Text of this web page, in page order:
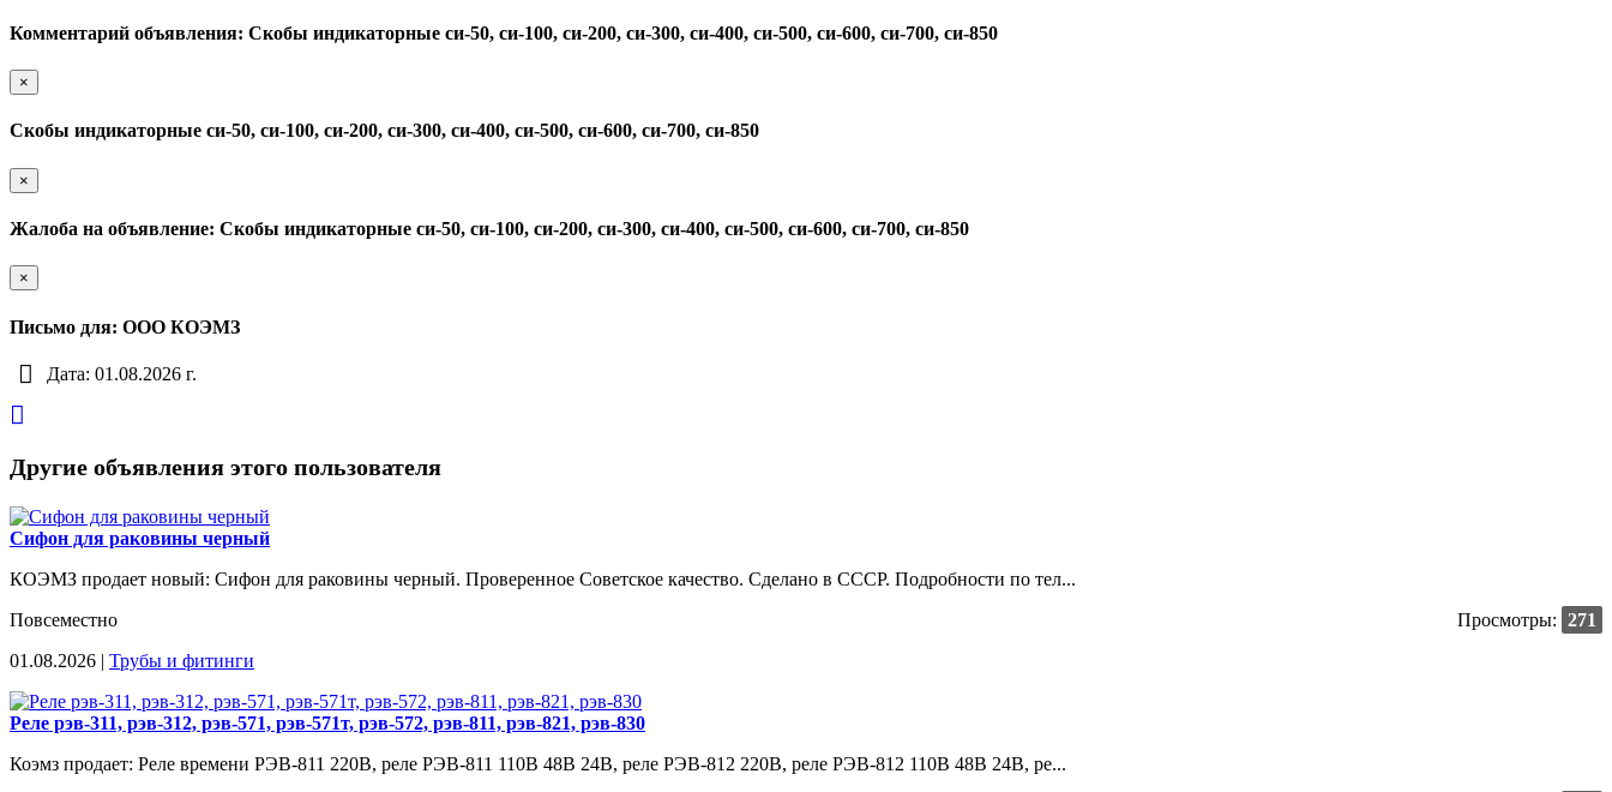
Комментарий объявления: Скобы индикаторные си-50, си-100, си-200, си-300, си-400, си-500, си-600, си-700, си-850
×
Скобы индикаторные си-50, си-100, си-200, си-300, си-400, си-500, си-600, си-700, си-850
×
Жалоба на объявление: Скобы индикаторные си-50, си-100, си-200, си-300, си-400, си-500, си-600, си-700, си-850
×
Письмо для: ООО КОЭМЗ
Дата: 01.08.2026 г.
Другие объявления этого пользователя
Сифон для раковины черный
КОЭМЗ продает новый: Сифон для раковины черный. Проверенное Советское качество. Сделано в СССР. Подробности по тел...
Повсеместно
Просмотры: 271
01.08.2026 | Трубы и фитинги
Реле рэв-311, рэв-312, рэв-571, рэв-571т, рэв-572, рэв-811, рэв-821, рэв-830
Коэмз продает: Реле времени РЭВ-811 220В, реле РЭВ-811 110В 48В 24В, реле РЭВ-812 220В, реле РЭВ-812 110В 48В 24В, ре...